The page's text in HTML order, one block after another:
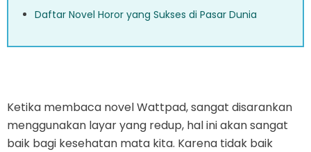
Daftar Novel Horor yang Sukses di Pasar Dunia
Ketika membaca novel Wattpad, sangat disarankan
menggunakan layar yang redup, hal ini akan sangat
baik bagi kesehatan mata kita. Karena tidak baik